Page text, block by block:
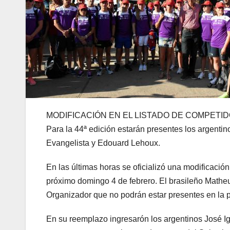
MODIFICACIÓN EN EL LISTADO DE
Para la 44ª edición estarán presentes los
Evangelista y Edouard Lehoux.
En las últimas horas se oficializó una
próximo domingo 4 de febrero. El brasileño
Organizador que no podrán estar presentes en la
En su reemplazo ingresarón los argentinos José